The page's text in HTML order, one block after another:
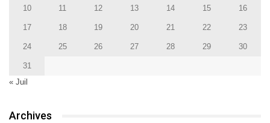
10 11 12 13 14 15 16
17 18 19 20 21 22 23
24 25 26 27 28 29 30
31
« Juil
Archives